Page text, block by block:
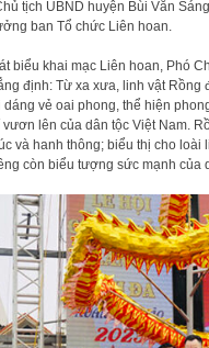
tịch UBND huyện Bùi Văn
ban Tổ chức Liên hoan.
biểu khai mạc Liên hoan, Phó
định: Từ xa xưa, linh vật
dáng vẻ oai phong, thể hiện
vươn lên của dân tộc Việt Nam.
và hanh thông; biểu thị cho
còn biểu tượng sức mạnh